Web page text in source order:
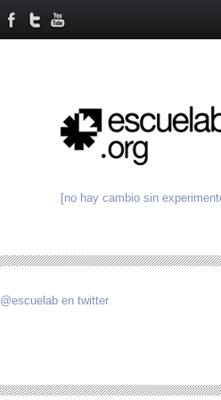
[no hay cambio sin
@escuelab en twitter